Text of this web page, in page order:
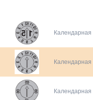
Календарная
Календарная
Календарная